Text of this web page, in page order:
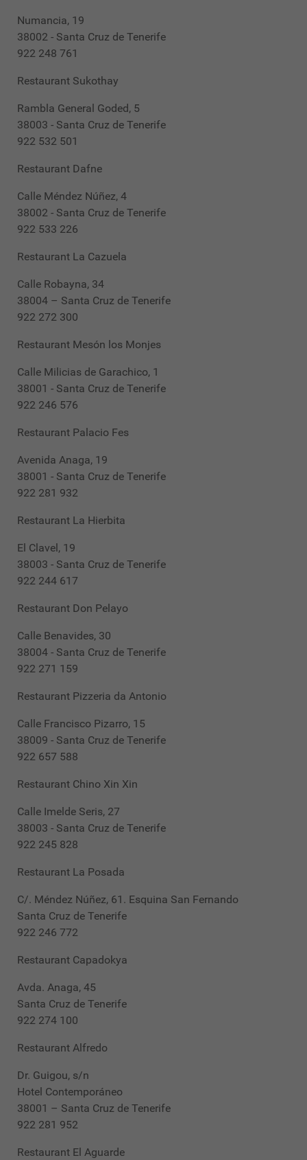
Numancia, 19
38002 - Santa Cruz de Tenerife
922 248 761
Restaurant Sukothay
Rambla General Goded, 5
38003 - Santa Cruz de Tenerife
922 532 501
Restaurant Dafne
Calle Méndez Núñez, 4
38002 - Santa Cruz de Tenerife
922 533 226
Restaurant La Cazuela
Calle Robayna, 34
38004 – Santa Cruz de Tenerife
922 272 300
Restaurant Mesón los Monjes
Calle Milicias de Garachico, 1
38001 - Santa Cruz de Tenerife
922 246 576
Restaurant Palacio Fes
Avenida Anaga, 19
38001 - Santa Cruz de Tenerife
922 281 932
Restaurant La Hierbita
El Clavel, 19
38003 - Santa Cruz de Tenerife
922 244 617
Restaurant Don Pelayo
Calle Benavides, 30
38004 - Santa Cruz de Tenerife
922 271 159
Restaurant Pizzeria da Antonio
Calle Francisco Pizarro, 15
38009 - Santa Cruz de Tenerife
922 657 588
Restaurant Chino Xin Xin
Calle Imelde Seris, 27
38003 - Santa Cruz de Tenerife
922 245 828
Restaurant La Posada
C/. Méndez Núñez, 61. Esquina San Fernando
Santa Cruz de Tenerife
922 246 772
Restaurant Capadokya
Avda. Anaga, 45
Santa Cruz de Tenerife
922 274 100
Restaurant Alfredo
Dr. Guigou, s/n
Hotel Contemporáneo
38001 – Santa Cruz de Tenerife
922 281 952
Restaurant El Aguarde